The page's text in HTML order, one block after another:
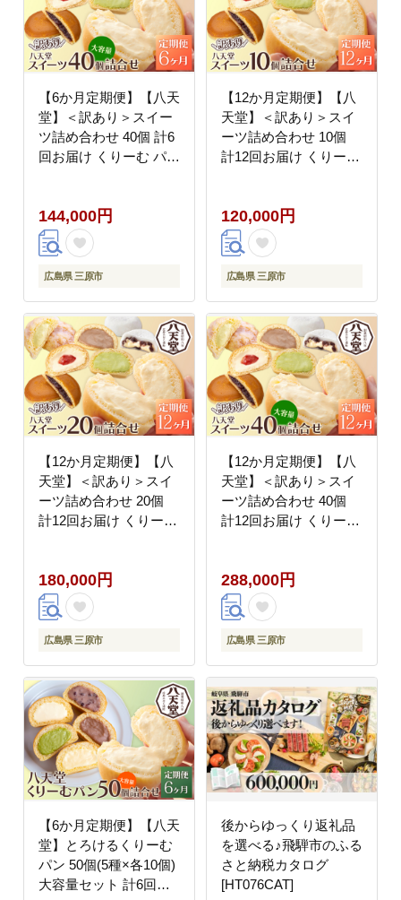
【6か月定期便】【八天
堂】＜訳あり＞スイー
ツ詰め合わせ 40個 計6
回お届け くりーむ パン
気 おすすめ 子どもが喜
ぶ ご当地 スイーツパン
クリームパン ギフト 八
天堂訳あり 菓子 話題
県三原市 015058
144,000円
広島県 三原市
【12か月定期便】【八
天堂】＜訳あり＞スイ
ーツ詰め合わせ 10個
計12回お届け くりーむ
凍 人気 おすすめ 子ど
もが喜ぶ ご当地 スイー
ツパン クリームパン ギ
フト 八天堂訳あり 菓子
広島県三原市 015059
120,000円
広島県 三原市
【12か月定期便】【八
天堂】＜訳あり＞スイ
ーツ詰め合わせ 20個
計12回お届け くりーむ
凍 人気 おすすめ 子ど
もが喜ぶ ご当地 スイー
ツパン クリームパン ギ
フト 八天堂訳あり 菓子
広島県三原市 015060
180,000円
広島県 三原市
【12か月定期便】【八
天堂】＜訳あり＞スイ
ーツ詰め合わせ 40個
計12回お届け くりーむ
凍 人気 おすすめ 子ど
もが喜ぶ ご当地 スイー
ツパン クリームパン ギ
フト 八天堂訳あり 菓子
広島県三原市 015061
288,000円
広島県 三原市
【6か月定期便】【八天
堂】とろけるくりーむ
パン 50個(5種×各10個)
大容量セット 計6回お
後からゆっくり返礼品
を選べる♪飛騨市のふる
さと納税カタログ
[HT076CAT]